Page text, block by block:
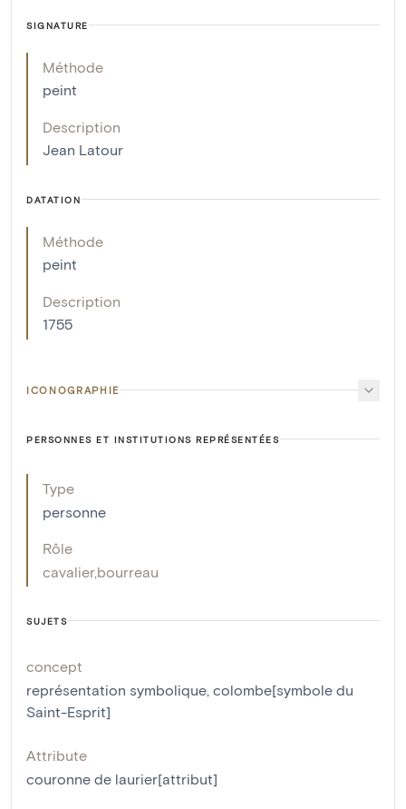
SIGNATURE
Méthode
peint
Description
Jean Latour
DATATION
Méthode
peint
Description
1755
ICONOGRAPHIE
PERSONNES ET INSTITUTIONS REPRÉSENTÉES
Type
personne
Rôle
cavalier,bourreau
SUJETS
concept
représentation symbolique colombe[symbole du
Saint-Esprit]
Attribute
couronne de laurier[attribut]